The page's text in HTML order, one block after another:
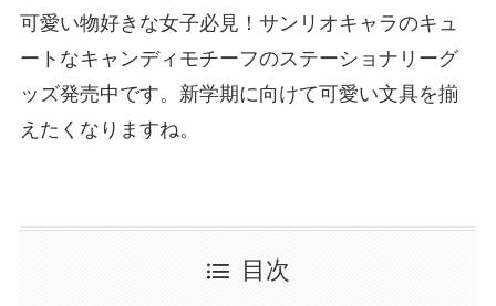
可愛い物好きな女子必見！サンリオキャラのキュ
ートなキャンディモチーフのステーショナリーグ
ッズ発売中です。新学期に向けて可愛い文具を揃
えたくなりますね。
目次